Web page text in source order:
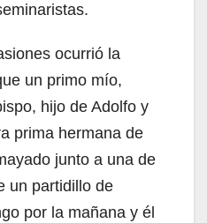
ocurrió la
un primo mío,
hijo de Adolfo y
prima hermana de
junto a una de
un partidillo de
por la mañana y él